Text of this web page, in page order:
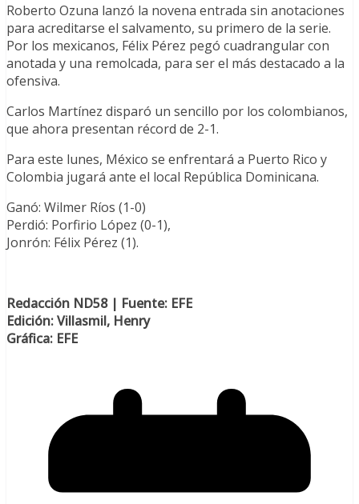
Roberto Ozuna lanzó la novena entrada sin anotaciones
para acreditarse el salvamento, su primero de la serie.
Por los mexicanos, Félix Pérez pegó cuadrangular con
anotada y una remolcada, para ser el más destacado a la
ofensiva.
Carlos Martínez disparó un sencillo por los colombianos,
que ahora presentan récord de 2-1.
Para este lunes, México se enfrentará a Puerto Rico y
Colombia jugará ante el local República Dominicana.
Ganó: Wilmer Ríos (1-0)
Perdió: Porfirio López (0-1),
Jonrón: Félix Pérez (1).
Redacción ND58 | Fuente: EFE
Edición: Villasmil, Henry
Gráfica: EFE